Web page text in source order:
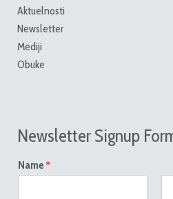
Aktuelnosti
Newsletter
Mediji
Obuke
Newsletter Signup
Name *